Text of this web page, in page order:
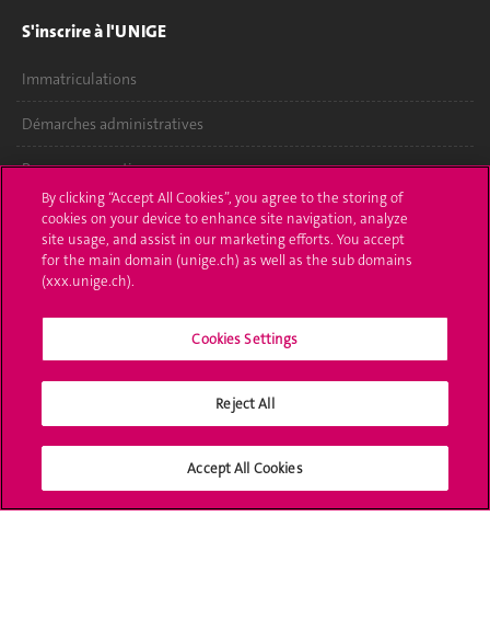
S'inscrire à l'UNIGE
Immatriculations
Démarches administratives
Poser une question
L'UNIGE vous informe
UNIGE Mobile
Médias sociaux UNIGE
By clicking “Accept All Cookies”, you agree to the storing of
cookies on your device to enhance site navigation, analyze
site usage, and assist in our marketing efforts. You accept
for the main domain (unige.ch) as well as the sub domains
(xxx.unige.ch).
Cookies Settings
Reject All
Accept All Cookies